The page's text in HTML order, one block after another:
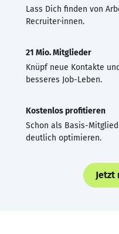
Lass Dich finden von
Recruiter·innen.
21 Mio. Mitglieder
Knüpf neue Kontakte
besseres Job-Leben.
Kostenlos profitieren
Schon als Basis-
deutlich optimieren.
Jetzt